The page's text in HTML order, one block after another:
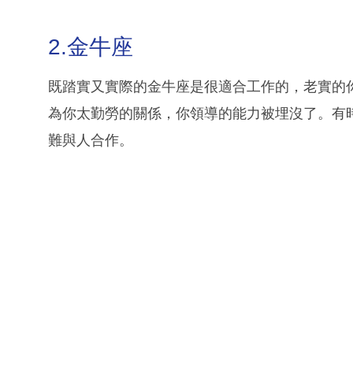
2.金牛座
既踏實又實際的金牛座是很適合工作的，老實
為你太勤勞的關係，你領導的能力被埋沒了。
難與人合作。